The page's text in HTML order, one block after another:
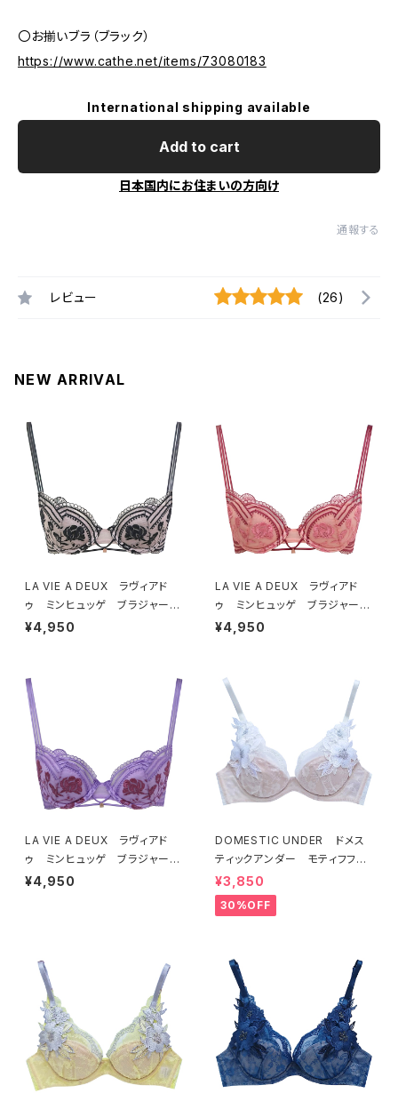
〇お揃いブラ（ブラック）
https://www.cathe.net/items/73080183
International shipping available
Add to cart
日本国内にお住まいの方向け
通報する
レビュー (26)
NEW ARRIVAL
LA VIE A DEUX ラヴィアド
ゥ ミンヒュッゲ ブラジャー
（ブラック）BRA BLACK 2249
¥4,950
LA VIE A DEUX ラヴィアド
ゥ ミンヒュッゲ ブラジャー
（ヒュッゲオレンジ）BRA HYGG
¥4,950
LA VIE A DEUX ラヴィアド
ゥ ミンヒュッゲ ブラジャー
（ライラック）BRA LILAC 2249
¥4,950
DOMESTIC UNDER ドメス
ティックアンダー モティフフル
ール ブラジャー（オフホワイ
ト）D2255
¥3,850
30%OFF